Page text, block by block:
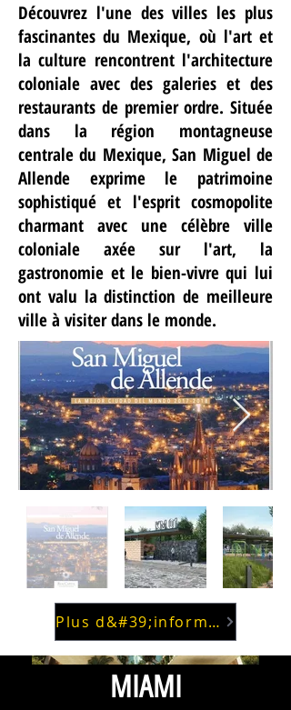
Découvrez l'une des villes les plus
fascinantes du Mexique, où l'art et
la culture rencontrent l'architecture
coloniale avec des galeries et des
restaurants de premier ordre. Située
dans la région montagneuse
centrale du Mexique, San Miguel de
Allende exprime le patrimoine
sophistiqué et l'esprit cosmopolite
charmant avec une célèbre ville
coloniale axée sur l'art, la
gastronomie et le bien-vivre qui lui
ont valu la distinction de meilleure
ville à visiter dans le monde.
Plus d&#39;informations
MIAMI